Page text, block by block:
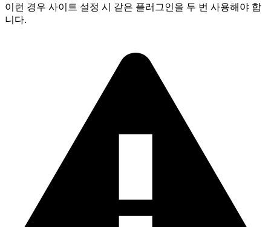
이런 경우 사이트 설정 시 같은 플러그인을 두 번 사용해야 합
니다.